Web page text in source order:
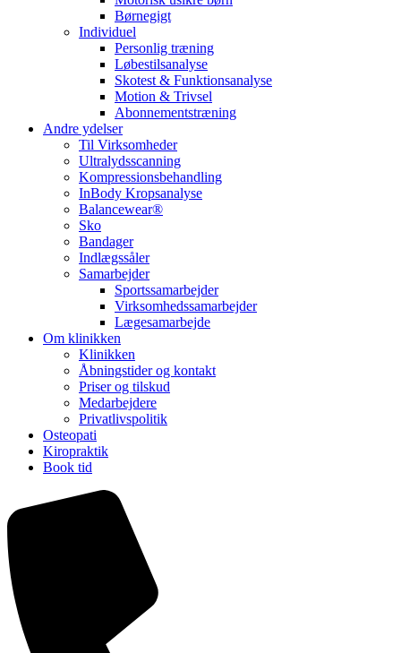
Børnegigt
Individuel
Personlig træning
Løbestilsanalyse
Skotest & Funktionsanalyse
Motion & Trivsel
Abonnementstræning
Andre ydelser
Til Virksomheder
Ultralydsscanning
Kompressionsbehandling
InBody Kropsanalyse
Balancewear®
Sko
Bandager
Indlægssåler
Samarbejder
Sportssamarbejder
Virksomhedssamarbejder
Lægesamarbejde
Om klinikken
Klinikken
Åbningstider og kontakt
Priser og tilskud
Medarbejdere
Privatlivspolitik
Osteopati
Kiropraktik
Book tid